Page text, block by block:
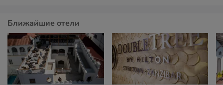
Ближайшие отели